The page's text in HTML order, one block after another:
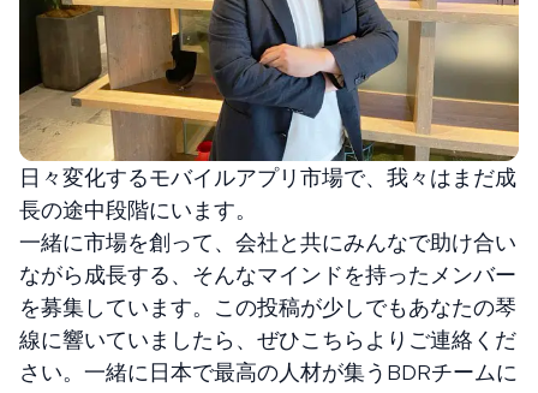
日々変化するモバイルアプリ市場で、我々はまだ成
長の途中段階にいます。
一緒に市場を創って、会社と共にみんなで助け合い
ながら成長する、そんなマインドを持ったメンバー
を募集しています。この投稿が少しでもあなたの琴
線に響いていましたら、ぜひこちらよりご連絡くだ
さい。一緒に日本で最高の人材が集うBDRチームに